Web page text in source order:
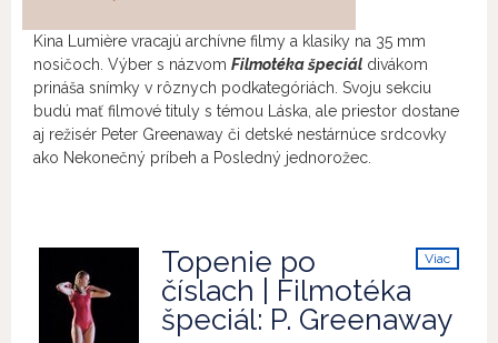
Kina
Lumière vracajú archívne filmy a klasiky na 35 mm
nosičoch. Výber s názvom Filmotéka špeciál divákom
prináša snímky v rôznych podkategóriách. Svoju sekciu
budú mať filmové tituly s témou Láska, ale priestor dostane
aj režisér Peter Greenaway či detské nestárnúce srdcovky
ako Nekonečný príbeh a Posledný jednorožec.
Viac
Topenie po
číslach | Filmotéka
špeciál: P. Greenaway